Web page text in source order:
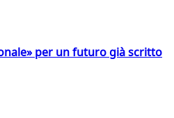
per un futuro già scritto